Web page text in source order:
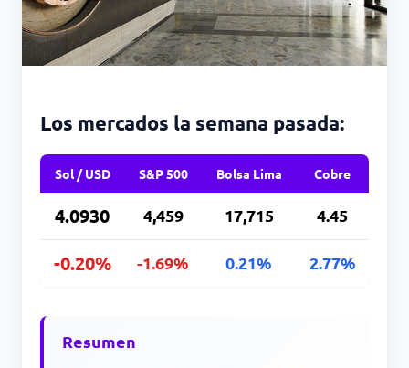
Los mercados la semana pasada:
Sol / USD S&P 500 Bolsa Lima Cobre
4.0930 4,459 17,715 4.45
-0.20% -1.69% 0.21% 2.77%
Resumen